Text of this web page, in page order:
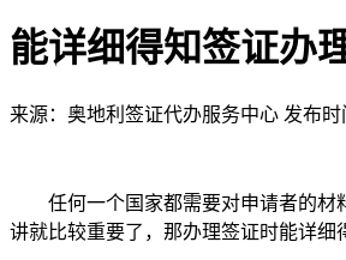
能详细得知签证办
来源：奥地利签证代办服务中心 发布时
任何一个国家都需要对申请者的材料
讲就比较重要了，那办理签证时能详细